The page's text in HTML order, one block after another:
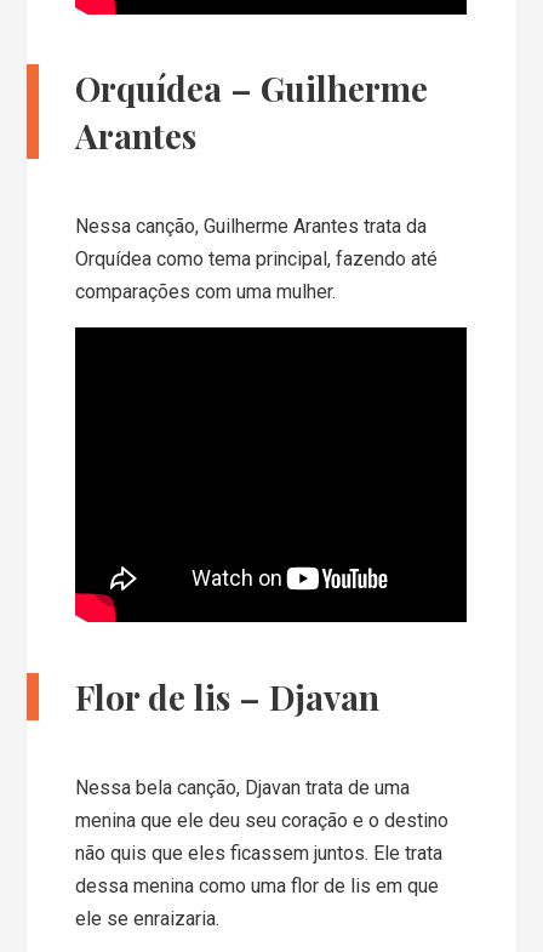
Orquídea – Guilherme
Arantes
Nessa canção, Guilherme Arantes trata da
Orquídea como tema principal, fazendo até
comparações com uma mulher.
Flor de lis – Djavan
Nessa bela canção, Djavan trata de uma
menina que ele deu seu coração e o destino
não quis que eles ficassem juntos. Ele trata
dessa menina como uma flor de lis em que
ele se enraizaria.